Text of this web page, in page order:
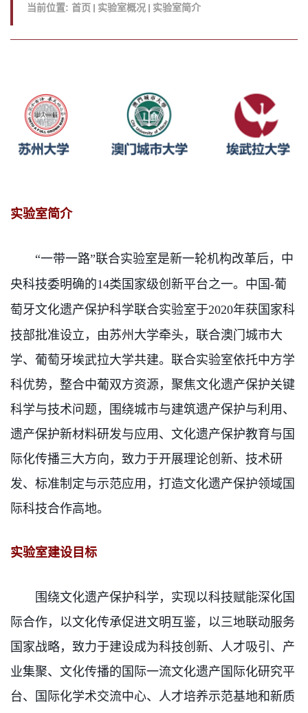
当前位置: 首页 实验室概况 实验室简介
实验室简介
“一带一路”联合实验室是新一轮机构改革后，中
央科技委明确的14类国家级创新平台之一。中国-葡
萄牙文化遗产保护科学联合实验室于2020年获国家科
技部批准设立，由苏州大学牵头，联合澳门城市大
学、葡萄牙埃武拉大学共建。联合实验室依托中方学
科优势，整合中葡双方资源，聚焦文化遗产保护关键
科学与技术问题，围绕城市与建筑遗产保护与利用、
遗产保护新材料研发与应用、文化遗产保护教育与国
际化传播三大方向，致力于开展理论创新、技术研
发、标准制定与示范应用，打造文化遗产保护领域国
际科技合作高地。
实验室建设目标
围绕文化遗产保护科学，实现以科技赋能深化国
际合作，以文化传承促进文明互鉴，以三地联动服务
国家战略，致力于建设成为科技创新、人才吸引、产
业集聚、文化传播的国际一流文化遗产国际化研究平
台、国际化学术交流中心、人才培养示范基地和新质